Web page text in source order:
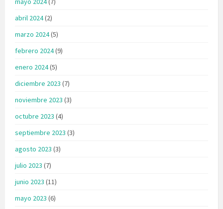
abril 2024(2)
marzo 2024(5)
febrero 2024(9)
enero 2024(5)
diciembre 2023 (7)
noviembre 2023 (3)
octubre 2023 (4)
septiembre 2023 (3)
agosto 2023 (3)
julio 2023 (7)
junio 2023 (11)
mayo 2023 (6)